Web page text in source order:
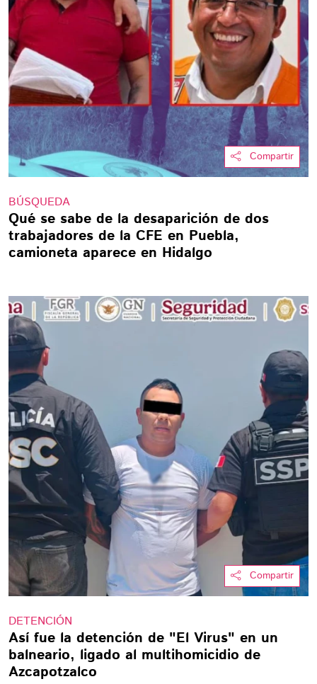
Compartir
BÚSQUEDA
Qué se sabe de la desaparición de dos
trabajadores de la CFE en Puebla,
camioneta aparece en Hidalgo
Compartir
DETENCIÓN
Así fue la detención de "El Virus" en un
balneario, ligado al multihomicidio de
Azcapotzalco